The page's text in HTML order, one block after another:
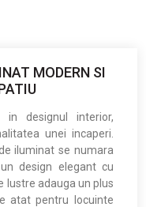
MODERN SI
in designul interior,
unei incaperi.
iluminat se numara
design elegant cu
lustre adauga un plus
atat pentru locuinte